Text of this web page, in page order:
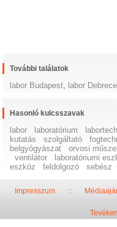
További találatok
labor Budapest, labor
Hasonló kulcsszavak
labor laboratórium
kutatás
szolgáltató
belgyógyászat
orvosi
ventilátor
laboratóriumi
eszköz
feldolgozó sebész
Impresszum::